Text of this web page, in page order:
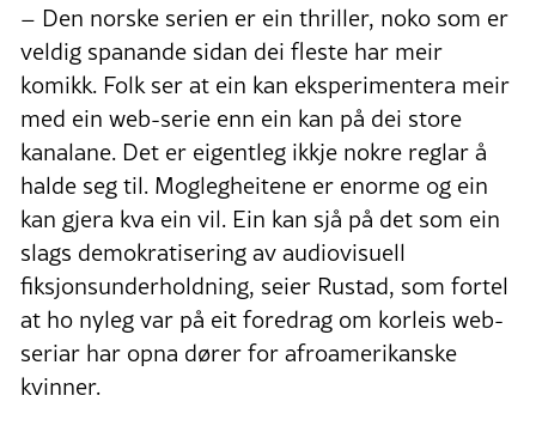
– Den norske serien er ein thriller, noko som er
veldig spanande sidan dei fleste har meir
komikk. Folk ser at ein kan eksperimentera meir
med ein web-serie enn ein kan på dei store
kanalane. Det er eigentleg ikkje nokre reglar å
halde seg til. Moglegheitene er enorme og ein
kan gjera kva ein vil. Ein kan sjå på det som ein
slags demokratisering av audiovisuell
fiksjonsunderholdning, seier Rustad, som fortel
at ho nyleg var på eit foredrag om korleis web-
seriar har opna dører for afroamerikanske
kvinner.